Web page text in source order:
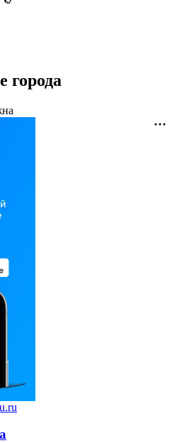
города